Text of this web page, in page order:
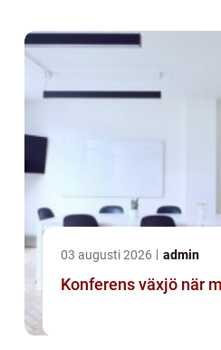
03 augusti 2026 admin